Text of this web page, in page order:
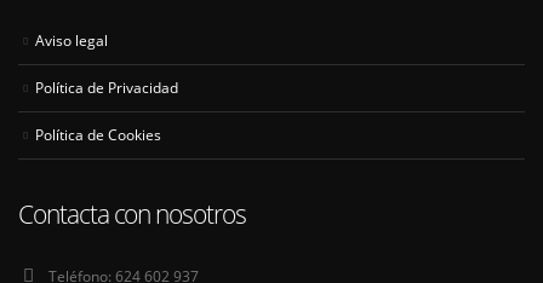
Aviso legal
Política de Privacidad
Política de Cookies
Contacta con nosotros
Teléfono: 624 602 937